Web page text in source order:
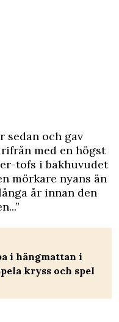
sedan och gav
med en högst
tofs i bakhuvudet
mörkare nyans än
år innan den
i hängmattan i
kryss och spel